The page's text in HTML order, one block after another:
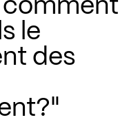
comment
le
des